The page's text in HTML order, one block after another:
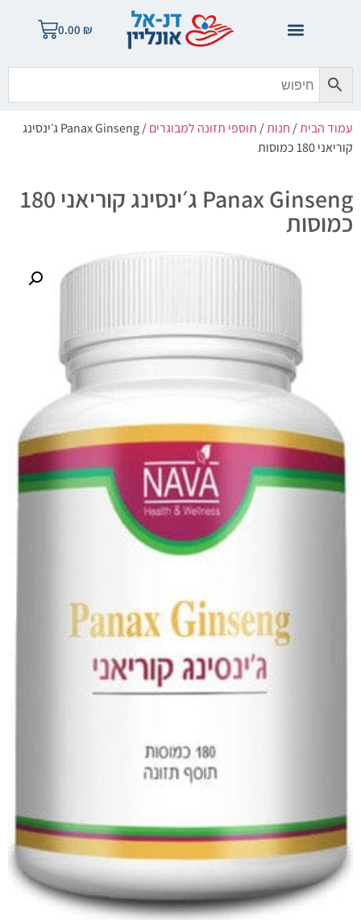
0.00 ₪
עמוד הבית/חנות/תוספי תזונה למבוגרים
/ Panax Ginseng ג׳ינסינג
קוריאני 180 כמוסות
Panax Ginseng ג׳ינסינג קוריאני 180
כמוסות